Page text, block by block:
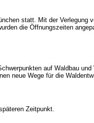
statt. Mit der Verlegung
die Öffnungszeiten
auf Waldbau
neue Wege für die
Zeitpunkt.